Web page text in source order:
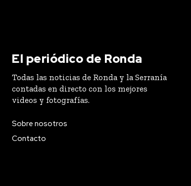
El periódico de Ronda
Todas las noticias de Ronda y la Serranía
contadas en directo con los mejores
videos y fotografías.
Sobre nosotros
Contacto